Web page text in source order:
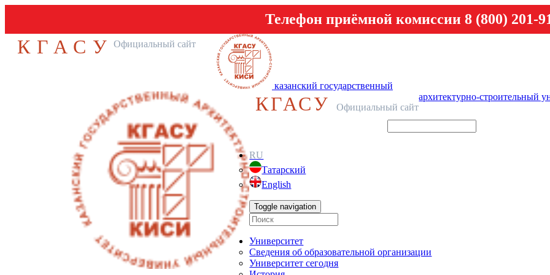
Телефон приёмной комиссии 8 (800) 201-
КГАСУ Официальный сайт
казанский государственный
архитектурно-строительный
КГАСУ Официальный сайт
RU
Татарский
English
Toggle navigation
Университет
Сведения об образовательной организации
Университет сегодня